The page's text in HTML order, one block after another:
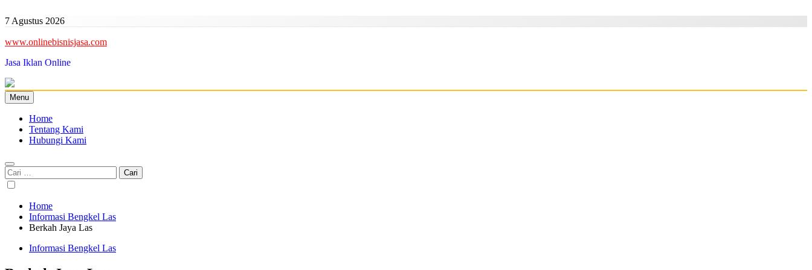
to
7 Agustus 2026
www.onlinebisnisjasa.com
Jasa Iklan Online
Menu
Home
Tentang Kami
Hubungi Kami
Cari
untuk:
Home
Informasi Bengkel Las
Berkah Jaya Las
Informasi Bengkel Las